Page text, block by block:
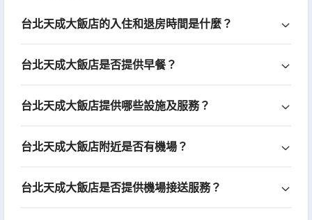
台北天成大飯店的入住和退房時間是什麼？
台北天成大飯店是否提供早餐？
台北天成大飯店提供哪些設施及服務？
台北天成大飯店附近是否有機場？
台北天成大飯店是否提供機場接送服務？